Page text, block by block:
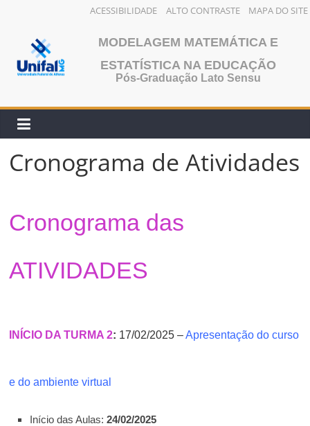
ACESSIBILIDADE ALTO CONTRASTE MAPA DO SITE
conteúdo
MODELAGEM MATEMÁTICA E
ESTATÍSTICA NA EDUCAÇÃO
Pós-Graduação Lato Sensu
Cronograma de Atividades
Cronograma das
ATIVIDADES
INÍCIO DA TURMA 2: 17/02/2025 –Apresentação do curso
e do ambiente virtual
Início das Aulas:24/02/2025